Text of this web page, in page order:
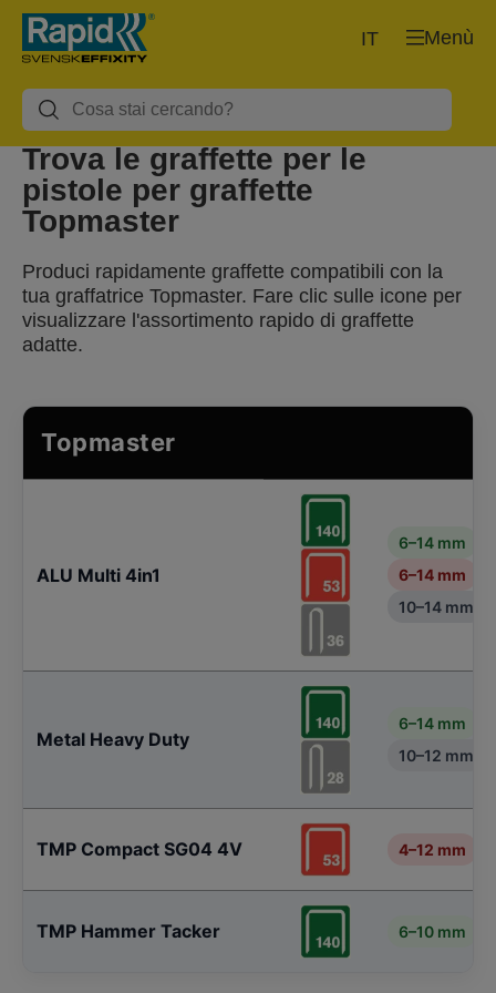
Menù
IT
Trova le graffette per le
pistole per graffette
Topmaster
Produci rapidamente graffette compatibili con la
tua graffatrice Topmaster. Fare clic sulle icone per
visualizzare l'assortimento rapido di graffette
adatte.
Topmaster
ALU Multi 4in1
6–14 mm
6–14 mm
10–14 mm
Metal Heavy Duty
6–14 mm
10–12 mm
TMP Compact SG04 4V 4–12 mm
TMP Hammer Tacker 6–10 mm